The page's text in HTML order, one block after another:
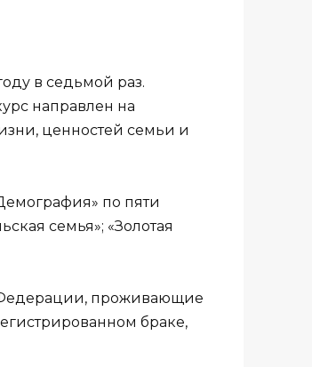
в седьмой раз.
направлен на
ценностей семьи и
по пяти
семья»; «Золотая
Федерации, проживающие
браке,